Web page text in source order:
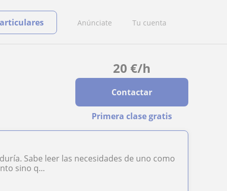
Anúnciate Tu cuenta
20 €/h
Contactar
Primera clase gratis
Sabe leer las necesidades de uno como
sino q...